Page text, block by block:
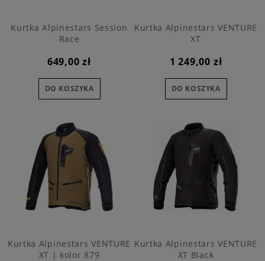
Kurtka Alpinestars Session
Race
649,00 zł
DO KOSZYKA
Kurtka Alpinestars VENTURE
XT
1 249,00 zł
DO KOSZYKA
Kurtka Alpinestars VENTURE
XT | kolor 879
Kurtka Alpinestars VENTURE
XT Black